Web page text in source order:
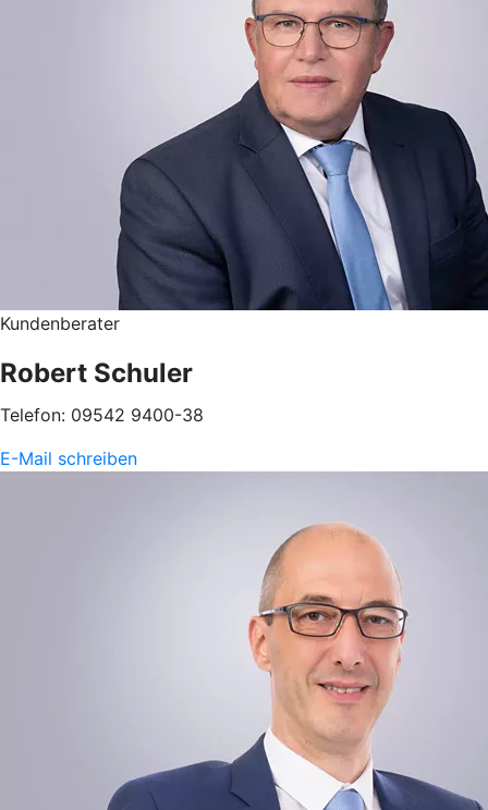
Kundenberater
Robert Schuler
Telefon: 09542 9400-38
E-Mail schreiben